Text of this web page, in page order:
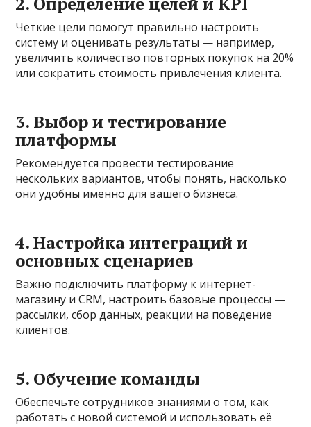
Четкие цели помогут правильно настроить
систему и оценивать результаты — например,
увеличить количество повторных покупок на 20%
или сократить стоимость привлечения клиента.
3. Выбор и тестирование
платформы
Рекомендуется провести тестирование
нескольких вариантов, чтобы понять, насколько
они удобны именно для вашего бизнеса.
4. Настройка интеграций и
основных сценариев
Важно подключить платформу к интернет-
магазину и CRM, настроить базовые процессы —
рассылки, сбор данных, реакции на поведение
клиентов.
5. Обучение команды
Обеспечьте сотрудников знаниями о том, как
работать с новой системой и использовать её